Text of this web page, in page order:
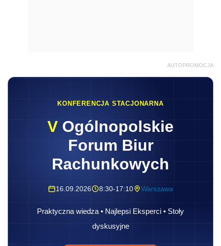
AUTOPROMOCJA
KONFERENCJA STACJONARNA
V Ogólnopolskie
Forum Biur
Rachunkowych
16.09.2026 8:30-17:10 Warszawa
Praktyczna wiedza • Najlepsi Eksperci • Stoły
dyskusyjne